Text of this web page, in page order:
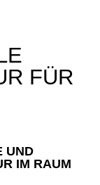
FÜR
UND
IM RAUM